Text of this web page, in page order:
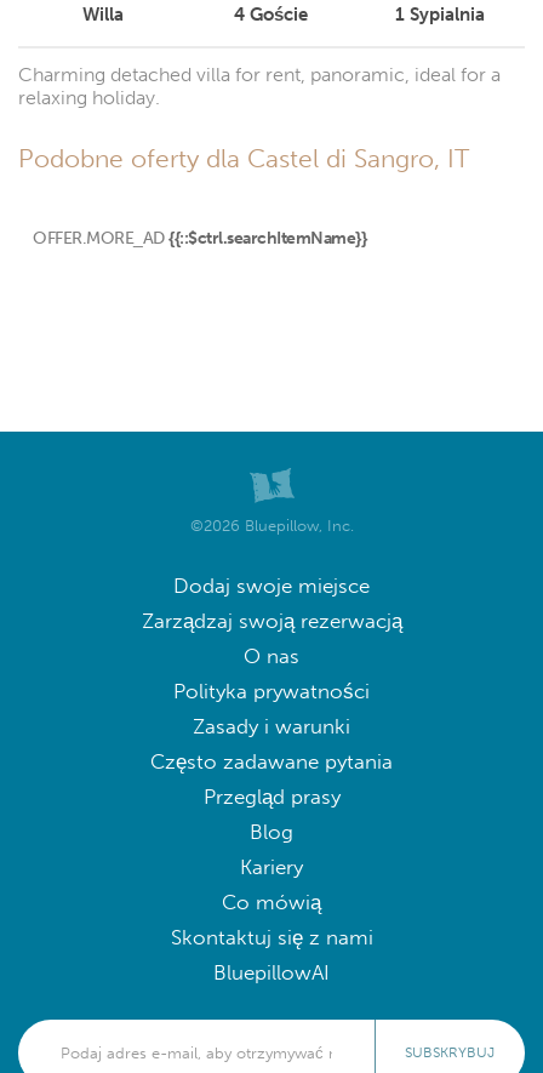
Willa 4 Goście 1 Sypialnia
Charming detached villa for rent, panoramic, ideal for a
relaxing holiday.
Podobne oferty dla Castel di Sangro, IT
OFFER.MORE_AD {{::$ctrl.searchItemName}}
©2026 Bluepillow, Inc.
Dodaj swoje miejsce
Zarządzaj swoją rezerwacją
O nas
Polityka prywatności
Zasady i warunki
Często zadawane pytania
Przegląd prasy
Blog
Kariery
Co mówią
Skontaktuj się z nami
BluepillowAI
SUBSKRYBUJ